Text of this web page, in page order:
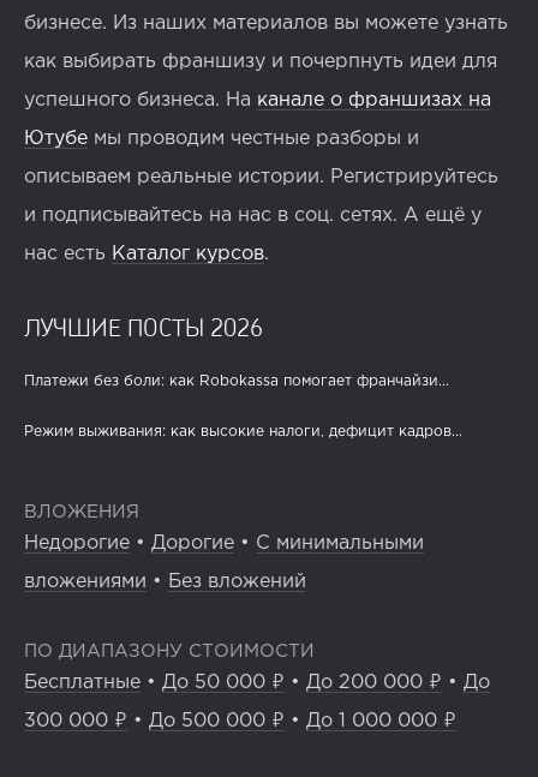
бизнесе. Из наших материалов вы можете узнать
как выбирать франшизу и почерпнуть идеи для
успешного бизнеса. На канале о франшизах на
Ютубе мы проводим честные разборы и
описываем реальные истории. Регистрируйтесь
и подписывайтесь на нас в соц. сетях. А ещё у
нас есть Каталог курсов.
ЛУЧШИЕ ПОСТЫ 2026
Платежи без боли: как Robokassa помогает франчайзи...
Режим выживания: как высокие налоги, дефицит кадров...
ВЛОЖЕНИЯ
Недорогие • Дорогие • С минимальными
вложениями • Без вложений
ПО ДИАПАЗОНУ СТОИМОСТИ
Бесплатные • До 50 000 ₽ • До 200 000 ₽ • До
300 000 ₽ • До 500 000 ₽ • До 1 000 000 ₽